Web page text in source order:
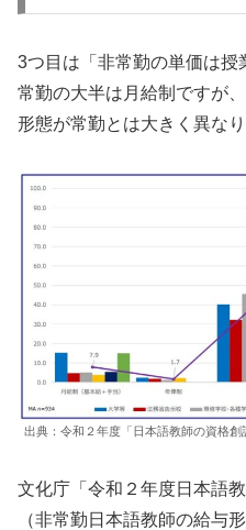
3つ目は「非常勤の単価は授
常勤の大半は月給制ですが
形態が常勤とは大きく異なり
出典：令和２年度「日本語教師の資格創
文化庁「令和２年度日本語
（非常勤日本語教師の給与